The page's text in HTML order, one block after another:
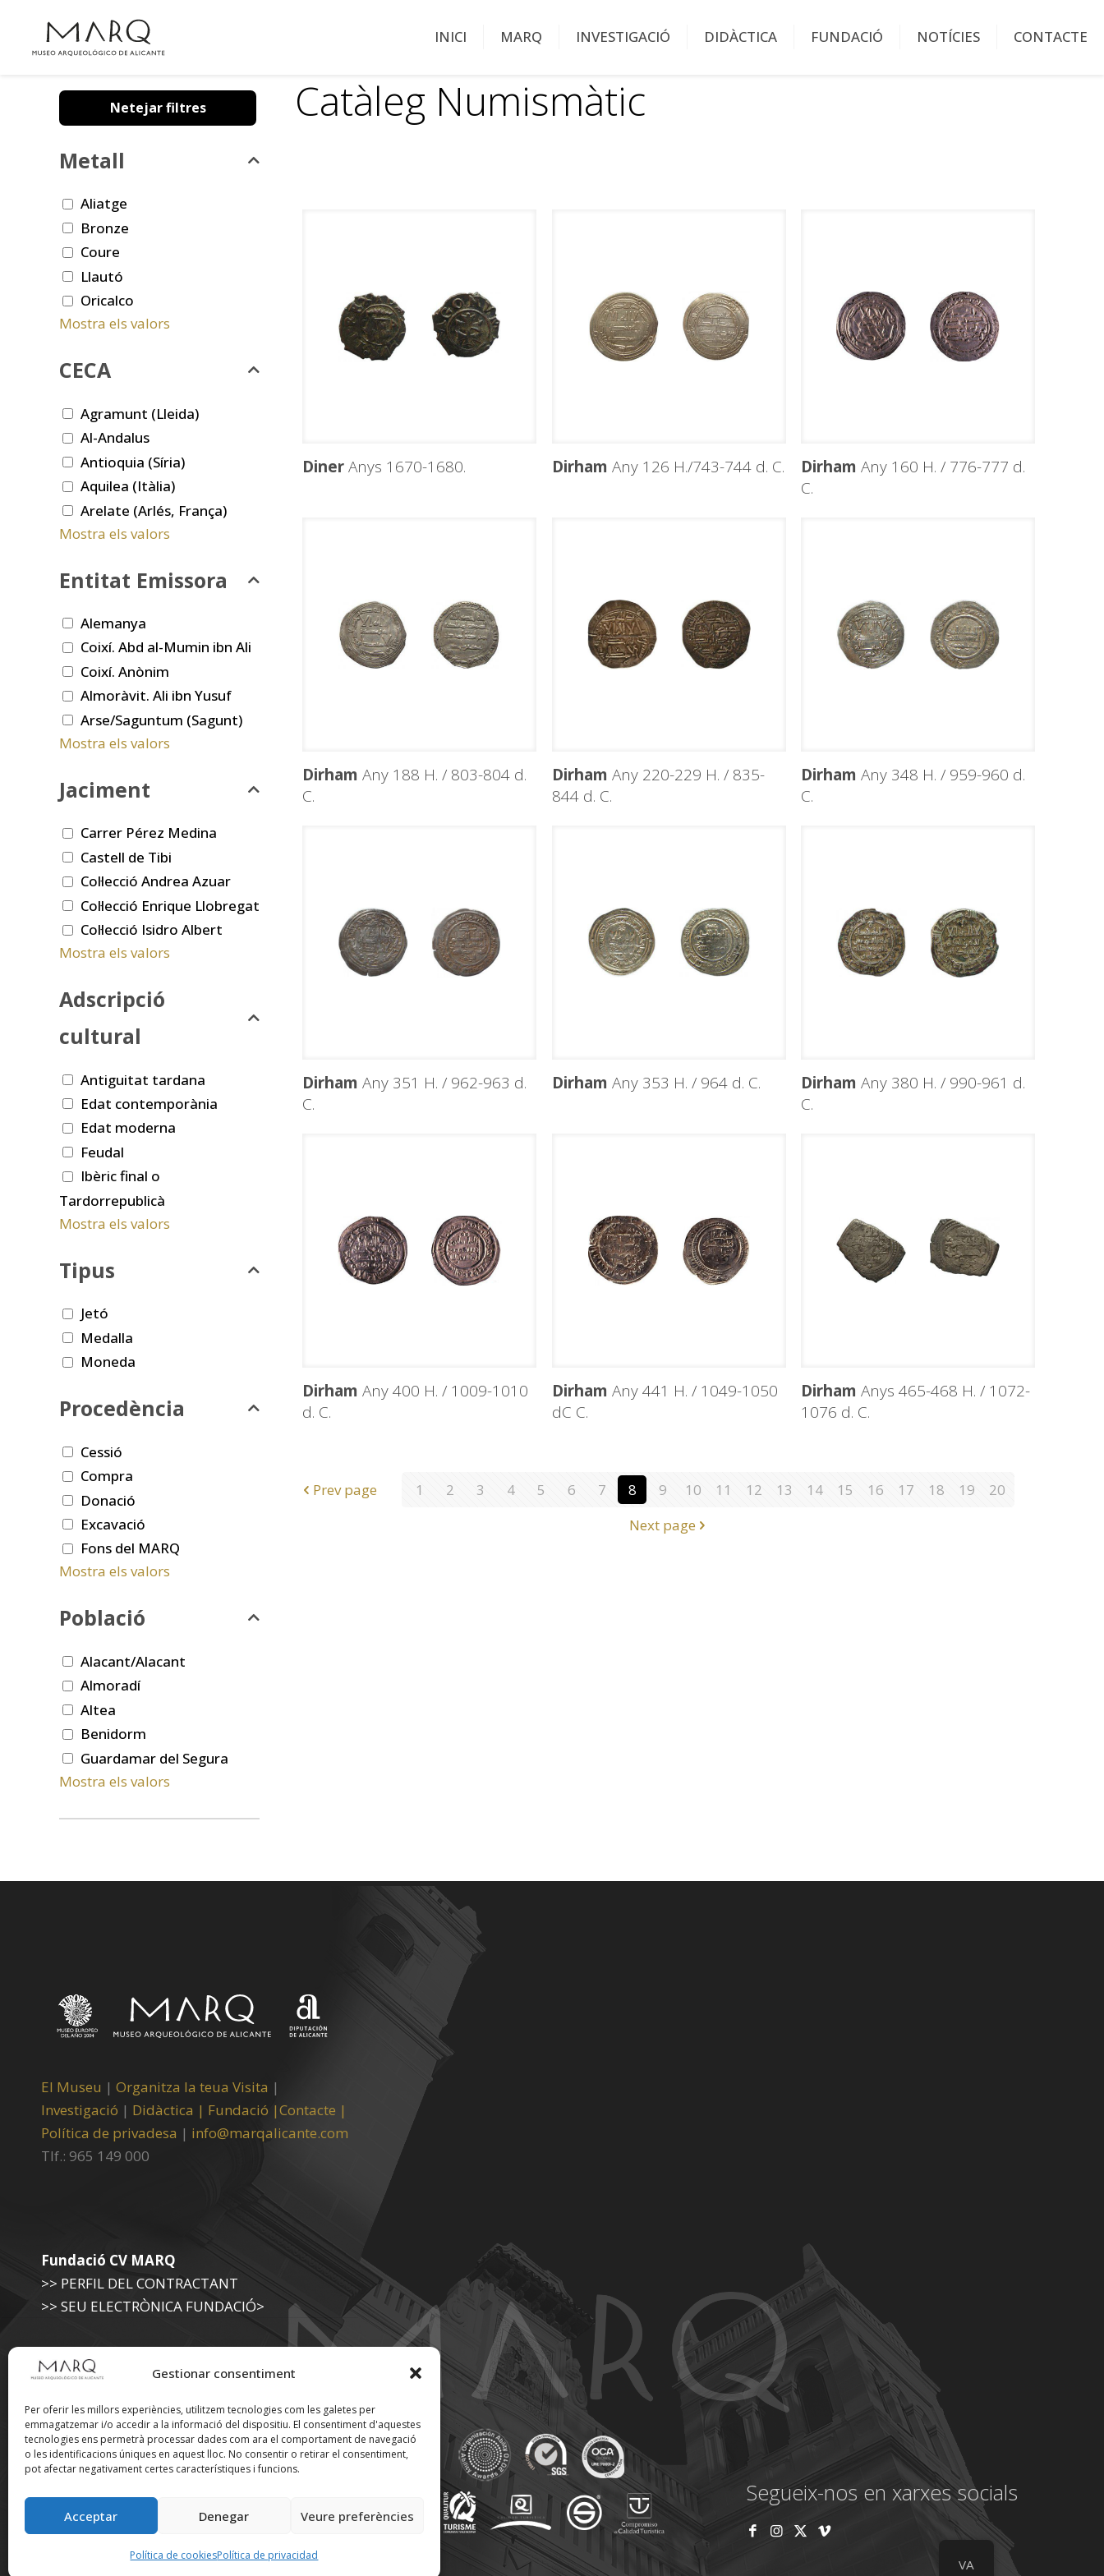
Gestionar consentiment
Per oferir les millors experiències, utilitzem tecnologies com les galetes per
emmagatzemar i/o accedir a la informació del dispositiu. El consentiment d'aquestes
tecnologies ens permetrà processar dades com ara el comportament de navegació
o les identificacions úniques en aquest lloc. No consentir o retirar el consentiment,
pot afectar negativament certes característiques i funcions.
Acceptar Denegar Veure preferències
Política de cookiesPolítica de privacidad
INICI MARQ INVESTIGACIÓ DIDÀCTICA FUNDACIÓ NOTÍCIES CONTACTE
Catàleg Numismàtic
DinerAnys 1670-1680. Dirham Any 126 H./743-744 d. C. Dirham Any 160 H. / 776-777 d.
C.
Dirham Any 188 H. / 803-804 d.
C.
Dirham Any 220-229 H. / 835-
844 d. C.
Dirham Any 348 H. / 959-960 d.
C.
Dirham Any 351 H. / 962-963 d.
C.
Dirham Any 353 H. / 964 d. C. Dirham Any 380 H. / 990-961 d.
C.
Dirham Any 400 H. / 1009-1010
d. C.
Dirham Any 441 H. / 1049-1050
dC C.
Dirham Anys 465-468 H. / 1072-
1076 d. C.
Prev page 1 2 3 4 5 6 7 8 9 10 11 12 13 14 15 16 17 18 19
20
Next page
Netejar filtres
Metall
Aliatge
Bronze
Coure
Llautó
Oricalco
Mostra els valors
CECA
Agramunt (Lleida)
Al-Andalus
Antioquia (Síria)
Aquilea (Itàlia)
Arelate (Arlés, França)
Mostra els valors
Entitat Emissora
Alemanya
Coixí. Abd al-Mumin ibn Ali
Coixí. Anònim
Almoràvit. Ali ibn Yusuf
Arse/Saguntum (Sagunt)
Mostra els valors
Jaciment
Carrer Pérez Medina
Castell de Tibi
Col·lecció Andrea Azuar
Col·lecció Enrique Llobregat
Col·lecció Isidro Albert
Mostra els valors
Adscripció
cultural
Antiguitat tardana
Edat contemporània
Edat moderna
Feudal
Ibèric final o
Tardorrepublicà
Mostra els valors
Tipus
Jetó
Medalla
Moneda
Procedència
Cessió
Compra
Donació
Excavació
Fons del MARQ
Mostra els valors
Població
Alacant/Alacant
Almoradí
Altea
Benidorm
Guardamar del Segura
Mostra els valors
El Museu | Organitza la teua Visita |
Investigació | Didàctica | Fundació |Contacte |
Política de privadesa | info@marqalicante.com
Tlf.: 965 149 000
Fundació CV MARQ
>> PERFIL DEL CONTRACTANT
>> SEU ELECTRÒNICA FUNDACIÓ>
>> SEU ELECTRÒNICA DIPUTACIÓ
Suscríbete a nuestra
Newsletter
Segueix-nos en xarxes socials
VA